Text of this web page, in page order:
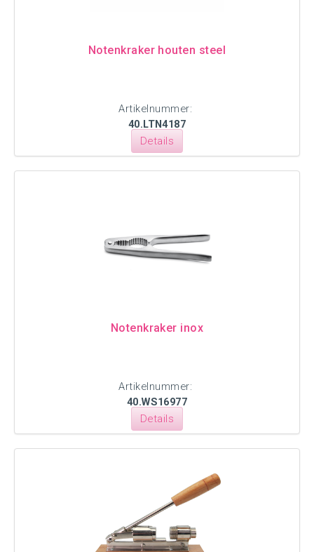
Notenkraker houten steel
Artikelnummer:
40.LTN4187
Details
Notenkraker inox
Artikelnummer:
40.WS16977
Details